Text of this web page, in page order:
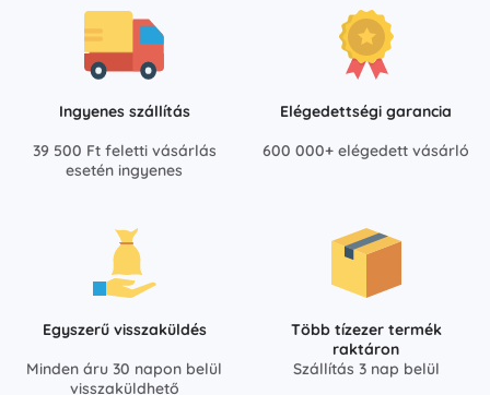
Ingyenes szállítás
39 500 Ft feletti vásárlás
esetén ingyenes
Elégedettségi garancia
600 000+ elégedett vásárló
Egyszerű visszaküldés
Minden áru 30 napon belül
visszaküldhető
Több tízezer termék
raktáron
Szállítás 3 nap belül